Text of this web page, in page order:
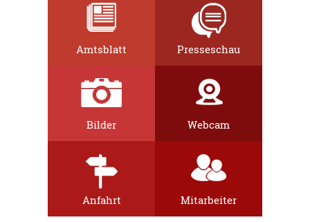
Amtsblatt Presseschau
Bilder Webcam
Anfahrt Mitarbeiter